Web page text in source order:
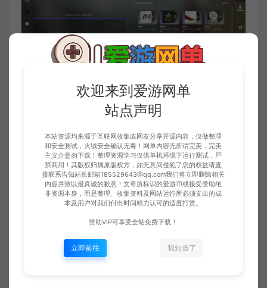
欢迎来到爱游网单
站点声明
本站资源均来源于互联网收集或网友分享开源内容，仅做整理
和安全测试，火绒安全确认无毒！网单内容无所谓完美，完美
主义介意勿下载！整理资源学习仅供单机环境下运行测试，严
禁商用！其版权归属原版权方，如无意间侵犯了您的权益请直
接联系告知站长邮箱185529643@qq.com我们将立即删除相关
内容并致以最真诚的歉意！文章所标识的爱游币或接受赞助绝
非资源本身，而是整理、收集资料及网站运行所必须支出的成
本及用户对我们付出时间精力认可的适度打赏。
赞助VIP可享受全站免费下载！
立即前往 我知道了